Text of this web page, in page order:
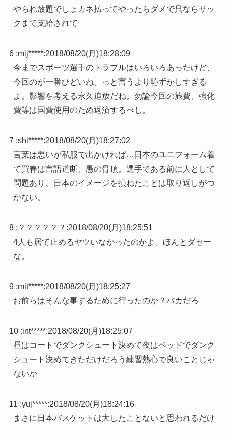
やられ放題でしょカネ払ってやったらダメで只ならサッ
クまで支給されて
6 :mij*****:2018/08/20(月)18:28:09
今までスポーツ選手のトラブルはいろいろあったけど、
今回のが一番ひどいね。っと言うより恥ずかしすぎる
よ。影響を考える永久追放だね。勿論今回の旅費、強化
費等は国費使用のため返済するべし。
7 :shi*****:2018/08/20(月)18:27:02
言葉は悪いが私服で出かければ…日本のユニフォーム着
て買春は言語道断、愚の骨頂。選手である前に人として
問題あり、日本のイメージを損ねたことは取り返しがつ
かない。
8 : ？？？？？？ :2018/08/20(月)18:25:51
4人も居て止めるヤツいなかったのかよ。ほんとダセー
な。
9 :mit*****:2018/08/20(月)18:25:27
お前らはそんな事するために行ったのか？バカだろ
10 :int*****:2018/08/20(月)18:25:07
昼はコートでダンクシュート決めて夜はベッドでダンク
シュート決めてきただけだろう練習熱心で良いことじゃ
ないか
11 :yuj*****:2018/08/20(月)18:24:16
まさに日本バスケットは大したことないと思われるだけ